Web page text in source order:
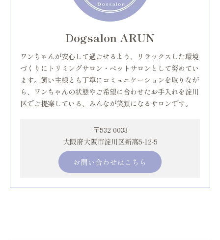
Dogsalon ARUN
ワンちゃんが安心して過ごせるよう、リラックスした環境
づくりにトリミングサロン・ペットサロンとして努めてい
ます。飼い主様とも丁寧にコミュニケーションを取りなが
ら、ワンちゃんの状態やご希望に合わせたお手入れを淀川
区でご提案している、みんなが笑顔になるサロンです。
〒532-0033
大阪府大阪市淀川区新高5-12-5
お問い合わせはこちら